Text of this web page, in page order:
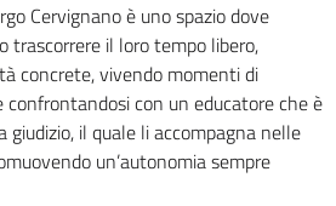
Cervignano è uno spazio dove
trascorrere il loro tempo libero,
concrete, vivendo momenti di
confrontandosi con un educatore che è
giudizio, il quale li accompagna nelle
un’autonomia sempre